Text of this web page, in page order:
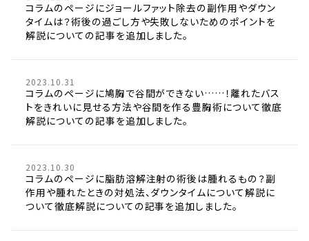
コラムのページにジョールファット除去の副作用やダウン
タイムは？術後の過ごし方や失敗しないためのポイントを
解説についての記事を追加しました。
2023.10.31
コラムのページに鳩胸で谷間ができない……！離れたバス
トをきれいに見せる方法や谷間を作る豊胸術について徹底
解説についての記事を追加しました。
2023.10.30
コラムのページに脂肪溶解注射の術後は腫れるもの？副
作用や腫れたときの対処法、ダウンタイムについて解説に
ついて徹底解説についての記事を追加しました。